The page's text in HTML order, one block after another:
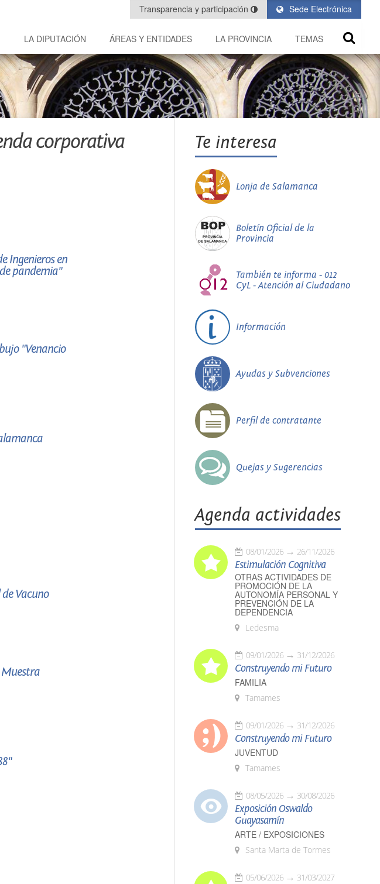
Sede Electrónica
Transparencia y participación
LA DIPUTACIÓN ÁREAS Y ENTIDADES LA PROVINCIA TEMAS
corporativa
Ingenieros en
pandemia"
"Venancio
Vacuno
Muestra
Te interesa
Lonja de Salamanca
Boletín Oficial de la
Provincia
También te informa - 012
CyL - Atención al Ciudadano
Información
Ayudas y Subvenciones
Perfil de contratante
Quejas y Sugerencias
Agenda actividades
08/01/2026 26/11/2026
Estimulación Cognitiva
OTRAS ACTIVIDADES DE
PROMOCIÓN DE LA
AUTONOMÍA PERSONAL Y
PREVENCIÓN DE LA
DEPENDENCIA
Ledesma
09/01/2026 31/12/2026
Construyendo mi Futuro
FAMILIA
Tamames
09/01/2026 31/12/2026
Construyendo mi Futuro
JUVENTUD
Tamames
08/05/2026 30/08/2026
Exposición Oswaldo
Guayasamín
ARTE / EXPOSICIONES
Santa Marta de Tormes
05/06/2026 31/03/2027